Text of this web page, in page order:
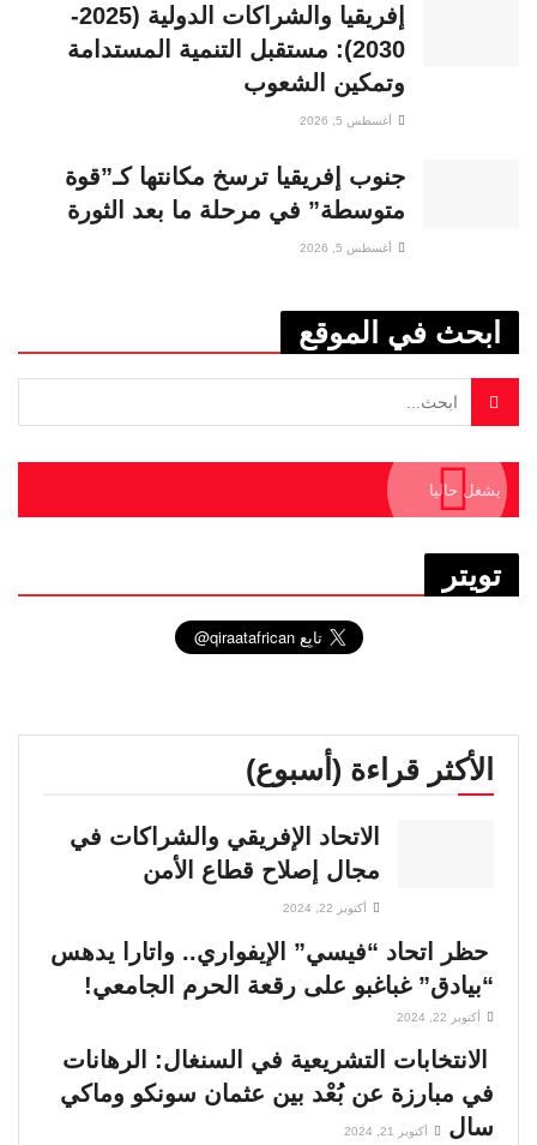
إفريقيا والشراكات الدولية (2025-
2030): مستقبل التنمية المستدامة
وتمكين الشعوب
أغسطس 5, 2026
جنوب إفريقيا ترسخ مكانتها كـ”قوة
متوسطة” في مرحلة ما بعد الثورة
أغسطس 5, 2026
ابحث في الموقع
يشغل حاليا
تويتر
الأكثر قراءة (أسبوع)
الاتحاد الإفريقي والشراكات في
مجال إصلاح قطاع الأمن
أكتوبر 22, 2024
حظر اتحاد “فيسي” الإيفواري.. واتارا يدهس
“بيادق” غباغبو على رقعة الحرم الجامعي!
أكتوبر 22, 2024
الانتخابات التشريعية في السنغال: الرهانات
في مبارزة عن بُعْد بين عثمان سونكو وماكي
سال
أكتوبر 21, 2024